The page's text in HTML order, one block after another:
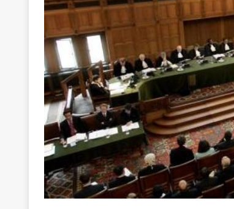
των δύο κομμάτων και όχι
[ 3 Αυγούστου 2026 ]
Η τραγωδία
μπορούν να φέρουν την αλλαγή
[ 3 Αυγούστου 2026 ] Γιατί
εμβληματικό «Πολίτη Κέιν»
[ 3 Αυγούστου 2026 ] Το Νομικό DNA
[ 3 Αυγούστου 2026 ] Το γάλλιο και η
[ 3 Αυγούστου 2026 ]
«Εδοξάσθη
ΠΑΡΕΜΒΑΣΕΙΣ